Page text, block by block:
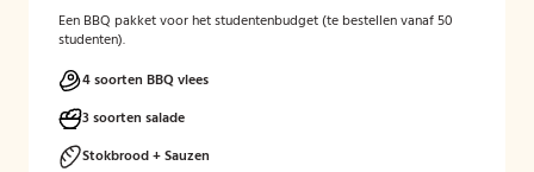
Een BBQ pakket voor het studentenbudget (te bestellen vanaf 50
studenten).
4 soorten BBQ vlees
3 soorten salade
Stokbrood + Sauzen